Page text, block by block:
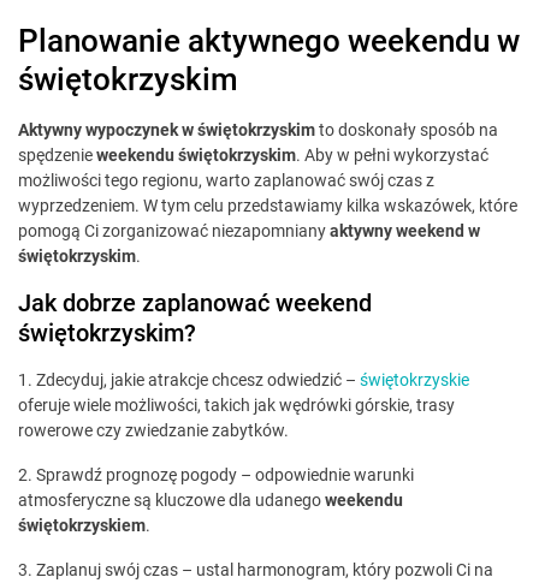
Planowanie aktywnego weekendu w
świętokrzyskim
Aktywny wypoczynek w świętokrzyskimto doskonały sposób na
spędzenieweekendu świętokrzyskim. Aby w pełni wykorzystać
możliwości tego regionu, warto zaplanować swój czas z
wyprzedzeniem. W tym celu przedstawiamy kilka wskazówek, które
pomogą Ci zorganizować niezapomnianyaktywny weekend w
świętokrzyskim.
Jak dobrze zaplanować weekend
świętokrzyskim?
1. Zdecyduj, jakie atrakcje chcesz odwiedzić – świętokrzyskie
oferuje wiele możliwości, takich jak wędrówki górskie, trasy
rowerowe czy zwiedzanie zabytków.
2. Sprawdź prognozę pogody – odpowiednie warunki
atmosferyczne są kluczowe dla udanegoweekendu
świętokrzyskiem.
3. Zaplanuj swój czas – ustal harmonogram, który pozwoli Ci na